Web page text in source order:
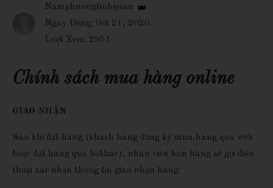
Namphuongtinhquan
Ngày Đăng: Oct 21, 2020
Lượt Xem: 2951
Chính sách mua hàng online
GIAO NHẬN
Sau khi đặt hàng (khách hàng đăng ký mua hàng qua web
hoặc đặt hàng qua hotline), nhân viên bán hàng sẽ gọi điện
thoại xác nhận thông tin giao nhận hàng: